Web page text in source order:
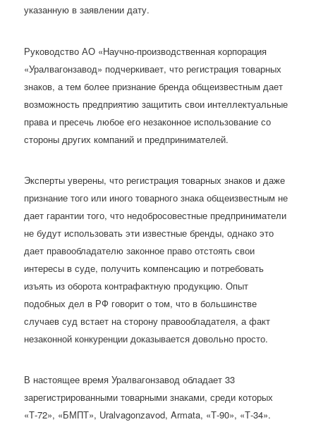
указанную в заявлении дату.
Руководство АО «Научно-производственная корпорация
«Уралвагонзавод» подчеркивает, что регистрация товарных
знаков, а тем более признание бренда общеизвестным дает
возможность предприятию защитить свои интеллектуальные
права и пресечь любое его незаконное использование со
стороны других компаний и предпринимателей.
Эксперты уверены, что регистрация товарных знаков и даже
признание того или иного товарного знака общеизвестным не
дает гарантии того, что недобросовестные предприниматели
не будут использовать эти известные бренды, однако это
дает правообладателю законное право отстоять свои
интересы в суде, получить компенсацию и потребовать
изъять из оборота контрафактную продукцию. Опыт
подобных дел в РФ говорит о том, что в большинстве
случаев суд встает на сторону правообладателя, а факт
незаконной конкуренции доказывается довольно просто.
В настоящее время Уралвагонзавод обладает 33
зарегистрированными товарными знаками, среди которых
«Т-72», «БМПТ», Uralvagonzavod, Armata, «Т-90», «Т-34».